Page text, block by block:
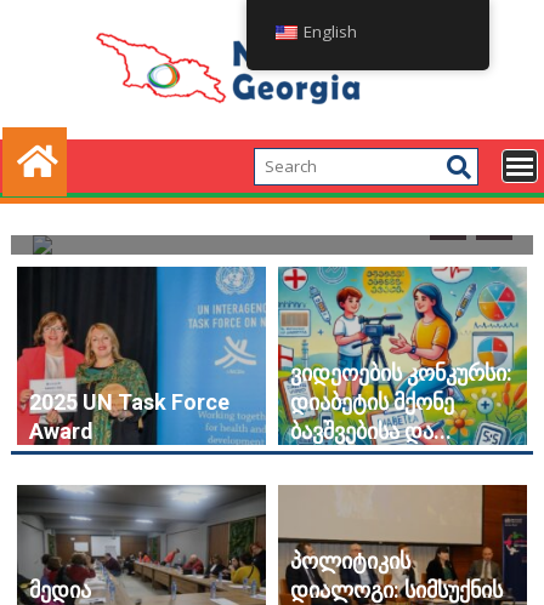
ვიდეოების კონკურსი: დიაბეტის მქონე
ბავშვებისა და მათი მშობლებისათვის!
2025 UN Task Force
Award
ვიდეოების კონკურსი:
დიაბეტის მქონე
ბავშვებისა და...
მედია
პოლიტიკის
დიალოგი: სიმსუქნის
English